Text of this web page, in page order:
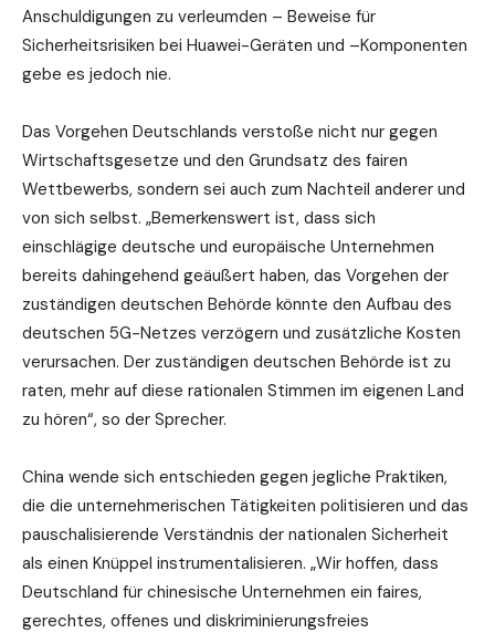
Anschuldigungen zu verleumden – Beweise für
Sicherheitsrisiken bei Huawei-Geräten und –Komponenten
gebe es jedoch nie.
Das Vorgehen Deutschlands verstoße nicht nur gegen
Wirtschaftsgesetze und den Grundsatz des fairen
Wettbewerbs, sondern sei auch zum Nachteil anderer und
von sich selbst. „Bemerkenswert ist, dass sich
einschlägige deutsche und europäische Unternehmen
bereits dahingehend geäußert haben, das Vorgehen der
zuständigen deutschen Behörde könnte den Aufbau des
deutschen 5G-Netzes verzögern und zusätzliche Kosten
verursachen. Der zuständigen deutschen Behörde ist zu
raten, mehr auf diese rationalen Stimmen im eigenen Land
zu hören“, so der Sprecher.
China wende sich entschieden gegen jegliche Praktiken,
die die unternehmerischen Tätigkeiten politisieren und das
pauschalisierende Verständnis der nationalen Sicherheit
als einen Knüppel instrumentalisieren. „Wir hoffen, dass
Deutschland für chinesische Unternehmen ein faires,
gerechtes, offenes und diskriminierungsfreies